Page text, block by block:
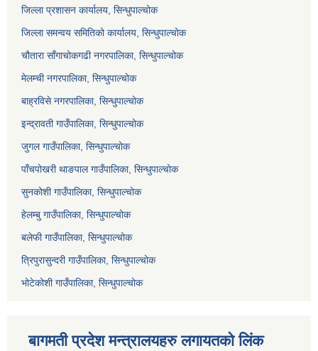
जिल्ला प्रशासन कार्यालय, सिन्धुपाल्चोक
जिल्ला समन्वय समितिको कार्यालय, सिन्धुपाल्चोक
चौतारा साँगाचोकगढी नगरपालिका, सिन्धुपाल्चोक
मेलम्ची नगरपालिका, सिन्धुपाल्चोक
बाह्रविसे नगरपालिका, सिन्धुपाल्चोक
इन्द्रावती गाउँपालिका, सिन्धुपाल्चोक
जुगल गाउँपालिका, सिन्धुपाल्चोक
पाँचपोखरी थाङपाल गाउँपालिका, सिन्धुपाल्चोक
सुनकोशी गाउँपालिका, सिन्धुपाल्चोक
हेलम्बु गाउँपालिका, सिन्धुपाल्चोक
बलेफी गाउँपालिका, सिन्धुपाल्चोक
त्रिपुरासुन्दरी गाउँपालिका, सिन्धुपाल्चोक
भोटेकोशी गाउँपालिका, सिन्धुपाल्चोक
बागमती प्रदेश मन्त्रालयहरु लगायतको लिंक